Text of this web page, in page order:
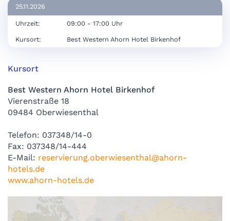
25.11.2026
Uhrzeit: 09:00 - 17:00 Uhr
Kursort: Best Western Ahorn Hotel Birkenhof
Kursort
Best Western Ahorn Hotel Birkenhof
Vierenstraße 18
09484 Oberwiesenthal
Telefon: 037348/14-0
Fax: 037348/14-444
E-Mail: reservierung.oberwiesenthal@ahorn-
hotels.de
www.ahorn-hotels.de